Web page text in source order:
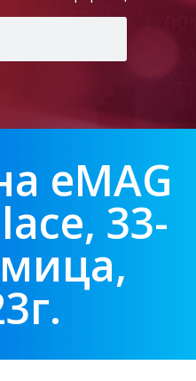
eMAG
33-